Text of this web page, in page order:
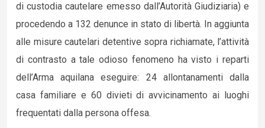
di custodia cautelare emesso dall’Autorità Giudiziaria) e
procedendo a 132 denunce in stato di libertà. In aggiunta
alle misure cautelari detentive sopra richiamate, l’attività
di contrasto a tale odioso fenomeno ha visto i reparti
dell’Arma aquilana eseguire: 24 allontanamenti dalla
casa familiare e 60 divieti di avvicinamento ai luoghi
frequentati dalla persona offesa.